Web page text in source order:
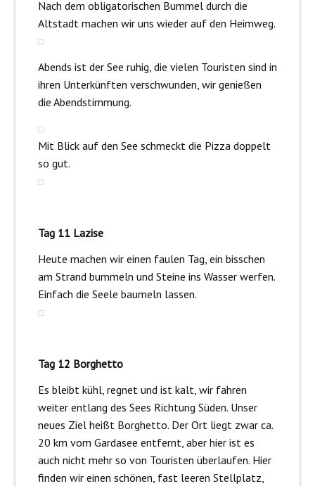
Nach dem obligatorischen Bummel durch die
Altstadt machen wir uns wieder auf den Heimweg.
Abends ist der See ruhig, die vielen Touristen sind in
ihren Unterkünften verschwunden, wir genießen
die Abendstimmung.
Mit Blick auf den See schmeckt die Pizza doppelt
so gut.
Tag 11 Lazise
Heute machen wir einen faulen Tag, ein bisschen
am Strand bummeln und Steine ins Wasser werfen.
Einfach die Seele baumeln lassen.
Tag 12 Borghetto
Es bleibt kühl, regnet und ist kalt, wir fahren
weiter entlang des Sees Richtung Süden. Unser
neues Ziel heißt Borghetto. Der Ort liegt zwar ca.
20 km vom Gardasee entfernt, aber hier ist es
auch nicht mehr so von Touristen überlaufen. Hier
finden wir einen schönen, fast leeren Stellplatz,